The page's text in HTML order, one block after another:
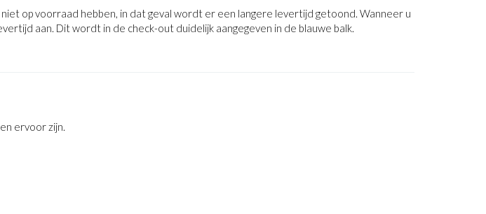
op voorraad hebben, in dat geval wordt er een langere levertijd getoond. Wanneer u
aan. Dit wordt in de check-out duidelijk aangegeven in de blauwe balk.
ervoor zijn.